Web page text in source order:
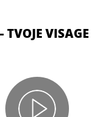
TVOJE VISAGE